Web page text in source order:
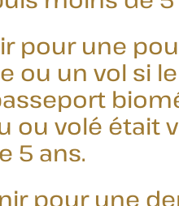
pour une
ou un vol si
ou volé était
5 ans.
pour une